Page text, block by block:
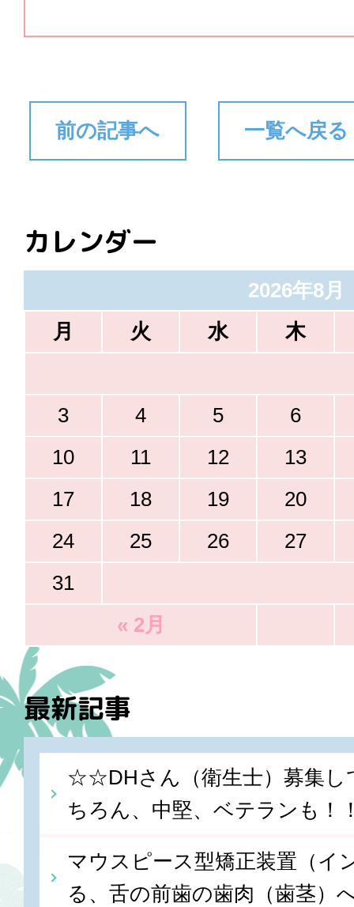
前の記事へ 一覧へ戻る
カレンダー
2026年8月
月
火 水 木
« 2月
3 4 5
6
10
11 12
13
17
18 19
20
24
25 26
27
31
最新記事
☆☆DHさん（衛生士）募集し
ちろん、中堅、ベテランも！
マウスピース型矯正装置（イ
る、舌の前歯の歯肉（歯茎）